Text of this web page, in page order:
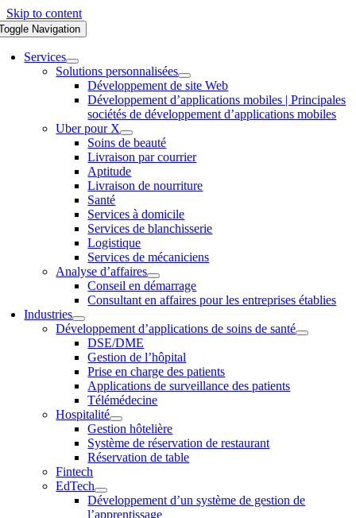
Skip to content
Navigation
Services
Solutions personnalisées
Développement de site Web
Développement d’applications mobiles | Principales
sociétés de développement d’applications mobiles
Uber pour X
Soins de beauté
Livraison par courrier
Aptitude
Livraison de nourriture
Santé
Services à domicile
Services de blanchisserie
Logistique
Services de mécaniciens
Analyse d’affaires
Conseil en démarrage
Consultant en affaires pour les entreprises établies
Industries
Développement d’applications de soins de santé
DSE/DME
Gestion de l’hôpital
Prise en charge des patients
Applications de surveillance des patients
Télémédecine
Hospitalité
Gestion hôtelière
Système de réservation de restaurant
Réservation de table
Fintech
EdTech
Développement d’un système de gestion de
l’apprentissage